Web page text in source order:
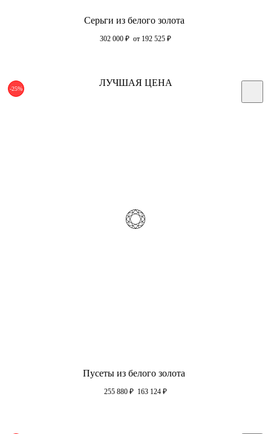
Серьги из белого золота
302 000 ₽ от 192 525 ₽
-25%
ЛУЧШАЯ ЦЕНА
Пусеты из белого золота
255 880 ₽ 163 124 ₽